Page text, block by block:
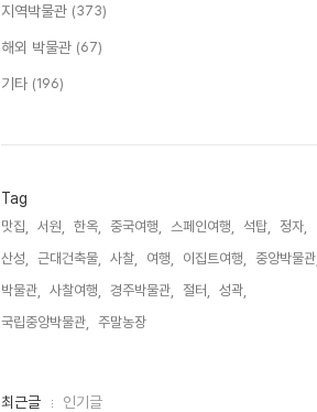
지역박물관 (373)
해외 박물관 (67)
기타 (196)
Tag
맛집, 서원, 한옥, 중국여행, 스페인여행, 석탑,
정자,
산성,
근대건축물, 사찰, 여행, 이집트여행,
중앙박물관,
박물관,
사찰여행, 경주박물관, 절터,
성곽,
국립중앙박물관,
주말농장,
최
최근글 인기글